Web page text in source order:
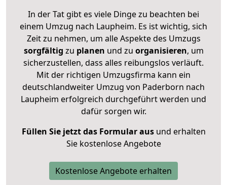
In der Tat gibt es viele Dinge zu beachten bei
einem Umzug nach Laupheim. Es ist wichtig, sich
Zeit zu nehmen, um alle Aspekte des Umzugs
sorgfältig zu planen und zu organisieren, um
sicherzustellen, dass alles reibungslos verläuft.
Mit der richtigen Umzugsfirma kann ein
deutschlandweiter Umzug von Paderborn nach
Laupheim erfolgreich durchgeführt werden und
dafür sorgen wir.
Füllen Sie jetzt das Formular ausund erhalten
Sie kostenlose Angebote
Kostenlose Angebote erhalten